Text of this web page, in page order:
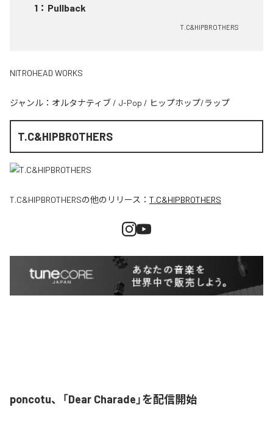
1 ： Pullback
T.C&HIPBROTHERS
NITROHEAD WORKS
ジャンル： オルタナティブ / J-Pop / ヒップホップ/ラップ
T.C&HIPBROTHERS
T.C&HIPBROTHERSの他のリリース： T.C&HIPBROTHERS
poncotu、「Dear Charade」を配信開始